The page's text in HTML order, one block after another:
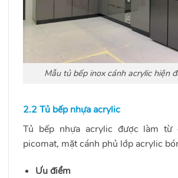
Mẫu tủ bếp inox cánh acrylic hiện
2.2 Tủ bếp nhựa acrylic
Tủ bếp nhựa acrylic được làm từ
picomat, mặt cánh phủ lớp acrylic
Ưu điểm